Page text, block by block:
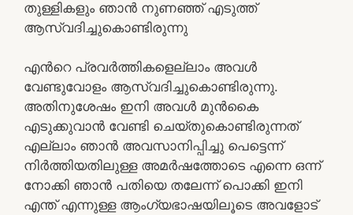
തുള്ളികളും ഞാൻ നുണഞ്ഞ് എടുത്ത്
ആസ്വദിച്ചുകൊണ്ടിരുന്നു
എൻറെ പ്രവർത്തികളെല്ലാം അവൾ
വേണ്ടുവോളം ആസ്വദിച്ചുകൊണ്ടിരുന്നു.
അതിനുശേഷം ഇനി അവൾ മുൻകൈ
എടുക്കുവാൻ വേണ്ടി ചെയ്തുകൊണ്ടിരുന്നത്
എല്ലാം ഞാൻ അവസാനിപ്പിച്ചു പെട്ടെന്ന്
നിർത്തിയതിലുള്ള അമർഷത്തോടെ എന്നെ ഒന്ന്
നോക്കി ഞാൻ പതിയെ തലേന്ന് പൊക്കി ഇനി
എന്ത് എന്നുള്ള ആംഗ്യഭാഷയിലൂടെ അവളോട്